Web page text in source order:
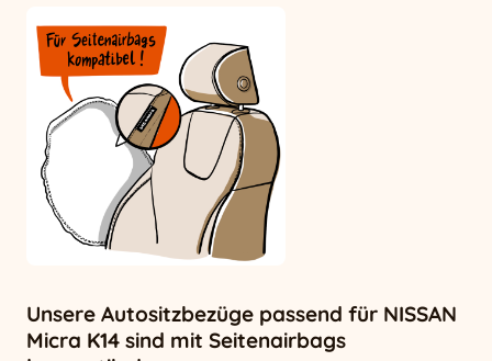
Unsere Autositzbezüge passend für NISSAN
Micra K14 sind mit Seitenairbags